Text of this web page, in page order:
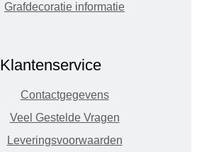
Grafdecoratie informatie
Klantenservice
Contactgegevens
Veel Gestelde Vragen
Leveringsvoorwaarden